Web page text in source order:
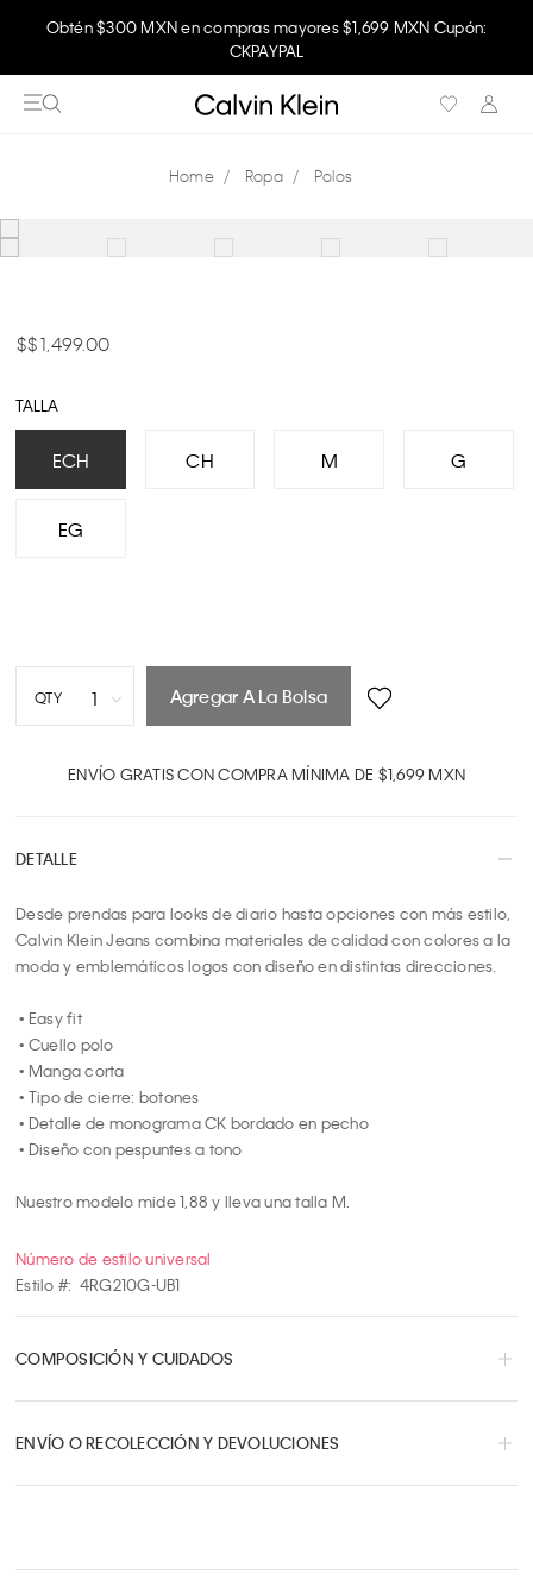
Obtén $300 MXN en compras mayores $1,699 MXN Cupón:
CKPAYPAL
Ropa Polos
$ 1,499.00
TALLA
ECH CH M G
EG
QTY 1
5
7
10
Agregar A La Bolsa
ENVÍO GRATIS CON COMPRA MÍNIMA DE $1,699 MXN
DETALLE
Desde prendas para looks de diario hasta opciones con más estilo,
Calvin Klein Jeans combina materiales de calidad con colores a la
moda y emblemáticos logos con diseño en distintas direcciones.
• Easy fit
• Cuello polo
• Manga corta
• Tipo de cierre: botones
• Detalle de monograma CK bordado en pecho
• Diseño con pespuntes a tono
Nuestro modelo mide 1,88 y lleva una talla M.
Número de estilo universal
Estilo #: 4RG210G-UB1
COMPOSICIÓN Y CUIDADOS
ENVÍO O RECOLECCIÓN Y DEVOLUCIONES